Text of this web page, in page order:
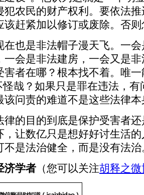
犯农民的财产权利。要依法
该赶紧加以修订或废除。否
在也是非法帽子漫天飞。一
一会是非法建房，一会又是
害者在哪？根本找不着。唯
怪哉？如果只是罪在违法，
该问责的难道不是这些法律本
律的目的到底是保护受害者
，让数亿只是想好好讨生活
不是法治健全，而是没有法治
济学者 （您可以关注胡释之微